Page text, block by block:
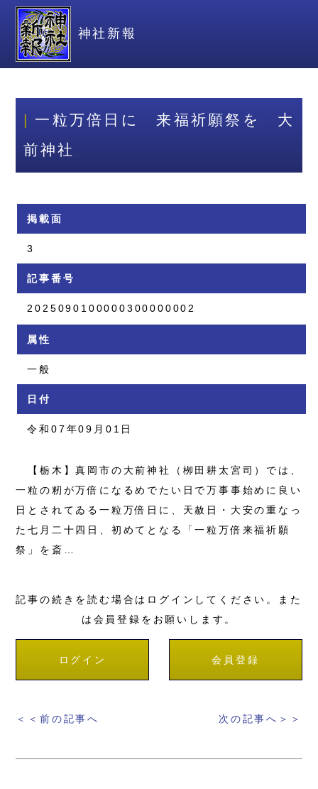
神社新報
一粒万倍日に 来福祈願祭を 大
前神社
掲載面
3
記事番号
2025090100000300000002
属性
一般
日付
令和07年09月01日
【栃木】真岡市の大前神社（栁田耕太宮司）では、
一粒の籾が万倍になるめでたい日で万事事始めに良い
日とされてゐる一粒万倍日に、天赦日・大安の重なっ
た七月二十四日、初めてとなる「一粒万倍来福祈願
祭」を斎…
記事の続きを読む場合はログインしてください。また
は会員登録をお願いします。
ログイン 会員登録
＜＜前の記事へ 次の記事へ＞＞